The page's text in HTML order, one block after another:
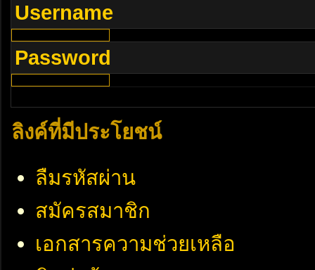
Username
Password
ลิงค์ที่มีประโยชน์
ลืมรหัสผ่าน
สมัครสมาชิก
เอกสารความช่วยเหลือ